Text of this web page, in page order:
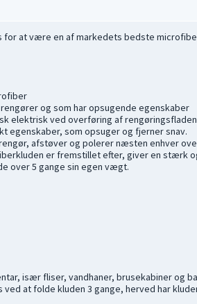
for at være en af markedets bedste
og som har opsugende egenskaber
elektrisk ved overføring af
egenskaber, som opsuger og fjerner snav.
rengør, afstøver og polerer næsten enhver
er fremstillet efter, giver en stærk
over 5 gange sin egen vægt.
især fliser, vandhaner, brusekabiner og
at folde kluden 3 gange, herved har